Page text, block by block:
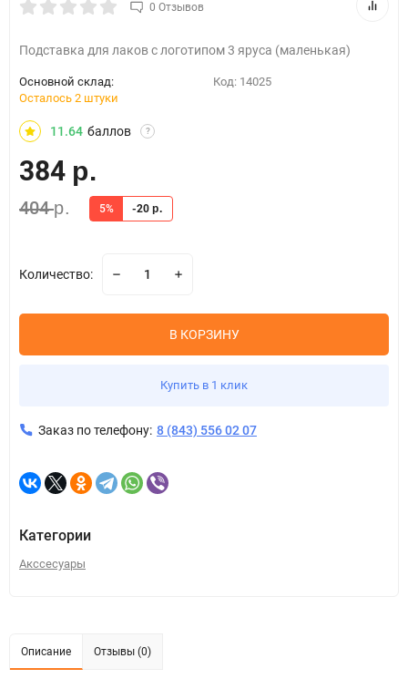
0 Отзывов
Подставка для лаков с логотипом 3 яруса (маленькая)
Основной склад:
Осталось 2 штуки
Код: 14025
11.64 баллов ?
384 р.
404р. 5% -20 р.
Количество:
В КОРЗИНУ
Купить в 1 клик
Заказ по телефону: 8 (843) 556 02 07
Категории
Акссесуары
Описание Отзывы (0)